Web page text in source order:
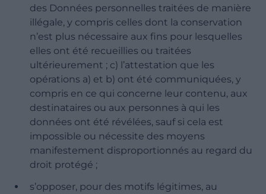
des Données personnelles traitées de manière
illégale, y compris celles dont la conservation
n’est plus nécessaire aux fins pour lesquelles
elles ont été recueillies ou traitées
ultérieurement ; c) l’attestation que les
opérations a) et b) ont été communiquées, y
compris en ce qui concerne leur contenu, aux
destinataires ou aux personnes à qui les
données ont été révélées, sauf si cela est
impossible ou nécessite des moyens
manifestement disproportionnés au regard du
droit protégé ;
s’opposer, pour des motifs légitimes, au